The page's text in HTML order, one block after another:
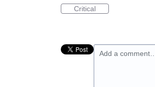
Critical
Add a comment…